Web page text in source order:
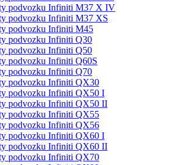
podvozku Infiniti M37 X IV
podvozku Infiniti M37 XS
podvozku Infiniti M45
podvozku Infiniti Q30
podvozku Infiniti Q50
podvozku Infiniti Q60S
podvozku Infiniti Q70
podvozku Infiniti QX30
podvozku Infiniti QX50 I
podvozku Infiniti QX50 II
podvozku Infiniti QX55
podvozku Infiniti QX56
podvozku Infiniti QX60 I
podvozku Infiniti QX60 II
podvozku Infiniti QX70